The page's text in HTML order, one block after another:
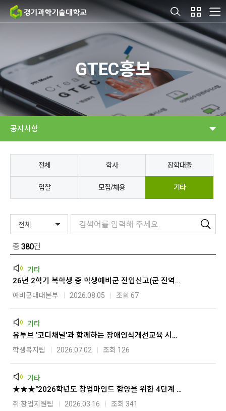
GTEC홍보
공지사항
전체 학사 장학대출
입찰 모집/채용 기타
총 380건
기타
26년 2학기 복학생 중 학생예비군 전입신고(군 전역자 필독)
예비군대대본부 2026.08.05 조회 67
기타
유투브 '코디채널'과 함께하는 장애인식개선교육 시청하고 경품받아가세요!
학생복지팀 2026.07.02 조회 126
기타
★★★"2026학년도 창업마인드 함양을 위한 4단계 " 패키지 과정 온라인교육 참여 안내
취·창업지원팀 2026.03.16 조회 341